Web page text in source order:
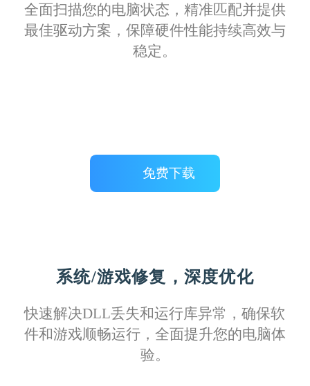
全面扫描您的电脑状态，精准匹配并提供
最佳驱动方案，保障硬件性能持续高效与
稳定。
免费下载
系统/游戏修复，深度优化
快速解决DLL丢失和运行库异常，确保软
件和游戏顺畅运行，全面提升您的电脑体
验。
通过这个完善的驱动库，我可以轻松管理所
有打印设备的驱动，保持系统稳定运行，效
柠檬不萌
非常实用。